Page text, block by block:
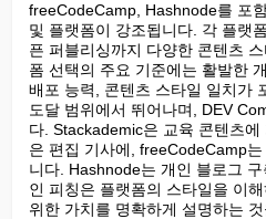
freeCodeCamp, Hashnode를 포
및 플랫폼이 강조됩니다. 각 플랫
픈 퍼블리싱까지 다양한 콘텐츠
폼 선택의 주요 기준에는 활발한
배포 능력, 콘텐츠 스타일 일치가
도달 범위에서 뛰어나며, DEV
다. Stackademic은 교육 콘텐츠
은 편집 기사에, freeCodeCamp
니다. Hashnode는 개인 블로그
인 피칭은 플랫폼의 스타일을 이
위한 가치를 명확하게 설명하는